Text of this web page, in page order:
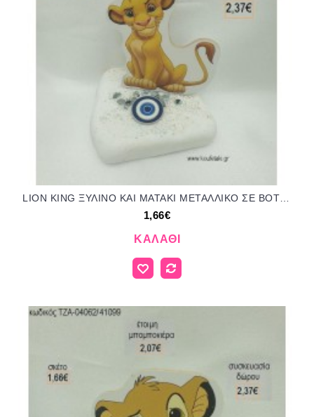
LION KING ΞΥΛΙΝΟ ΚΑΙ ΜΑΤΑΚΙ ΜΕΤΑΛΛΙΚΟ ΣΕ ΒΟΤΣΑΛΟ για μπομπονιέρες - δώρα πάρτυ - εορτών - γέννησης - γούρια - φτιάξτο μόνος σου ΤΖΑ-04059/41099 1.66€!!!
1,66€
ΚΑΛΆΘΙ